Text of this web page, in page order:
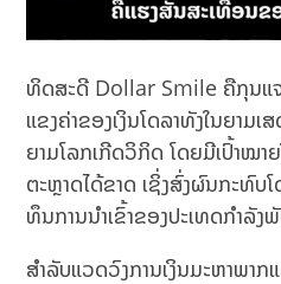
ທິດສະດີ Dollar Smile ຄືກຸນແ
ແຂງຄ່າຂອງເງິນໂດລາທັງໃນຍາມ
ຍາມໂລກເກີດວິກິດ ໂດຍມີເປົ້າໝ
ຕະຫຼາດໄດ້ຂາດ ເຊິ່ງສົ່ງຜົນກະທົ
ທຶນການນຳເຂົ້າຂອງປະເທດກຳລັ
ສຳລັບແວດວົງການເງິນມະຫາພາ